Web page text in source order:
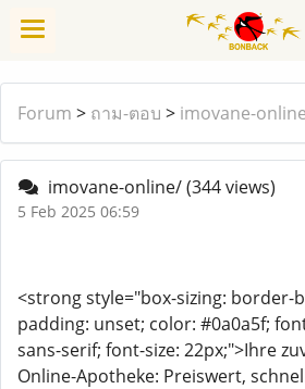
Forum > ถาม-ตอบ > imovane-
imovane-online/(344 views)
5 Feb 2025 06:59
<strong style="box-sizing: border-
padding: unset; color: #0a0a5f;
sans-serif; font-size: 22px;">Ihre
Online-Apotheke: Preiswert,